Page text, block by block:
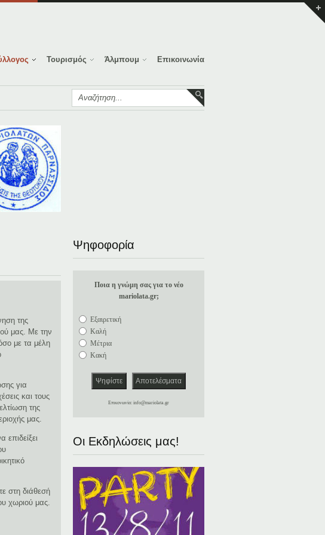
Τουρισμός Άλμπουμ Επικοινωνία
της
μας. Με την
με τα μέλη
για
και τους
της
μας.
στη διάθεσή
χωριού μας.
Ψηφοφορία
Ποια η γνώμη σας για τo νέo
mariolata.gr;
Εξαιρετική
Καλή
Μέτρια
Κακή
Eπικονωνία: info@mariolata.gr
Οι Εκδηλώσεις μας!